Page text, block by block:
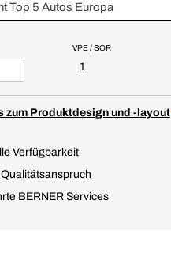
Top 5 Autos Europa
VPE / SOR
1
zum Produktdesign und -layout
Verfügbarkeit
BERNER Services